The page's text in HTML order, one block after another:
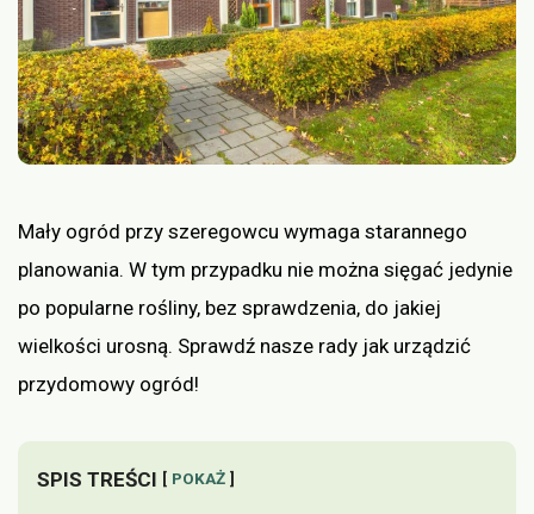
Mały ogród przy szeregowcu wymaga starannego
planowania. W tym przypadku nie można sięgać jedynie
po popularne rośliny, bez sprawdzenia, do jakiej
wielkości urosną. Sprawdź nasze rady jak urządzić
przydomowy ogród!
SPIS TREŚCI POKAŻ